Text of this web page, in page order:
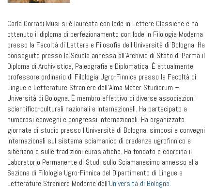
Carla Corradi Musi si è laureata con lode in Lettere Classiche e ha
ottenuto il diploma di perfezionamento con lode in Filologia Moderna
presso la Facoltà di Lettere e Filosofia dell’Università di Bologna. Ha
conseguito presso la Scuola annessa all’Archivio di Stato di Parma il
Diploma di Archivistica, Paleografia e Diplomatica. È attualmente
professore ordinario di Filologia Ugro-Finnica presso la Facoltà di
Lingue e Letterature Straniere dell’Alma Mater Studiorum –
Università di Bologna. È membro effettivo di diverse associazioni
scientifico-culturali nazionali e internazionali. Ha partecipato a
numerosi convegni e congressi internazionali. Ha organizzato
giornate di studio presso l’Università di Bologna, simposi e convegni
internazionali sul sistema sciamanico di credenze ugrofinnico e
siberiano e sulle tradizioni eurasiatiche. Ha fondato e coordina il
Laboratorio Permanente di Studi sullo Sciamanesimo annesso alla
Sezione di Filologia Ugro-Finnica del Dipartimento di Lingue e
Letterature Straniere Moderne dell’Università di Bologna.